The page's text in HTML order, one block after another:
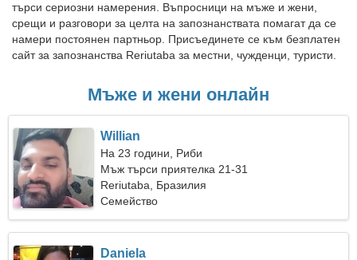
търси сериозни намерения. Въпросници на мъже и жени,
срещи и разговори за целта на запознанствата помагат да се
намери постоянен партньор. Присъединете се към безплатен
сайт за запознанства Reriutaba за местни, чужденци, туристи.
Мъже и жени онлайн
Willian
На 23 години, Риби
Мъж търси приятелка 21-31
Reriutaba, Бразилия
Семейство
Daniela